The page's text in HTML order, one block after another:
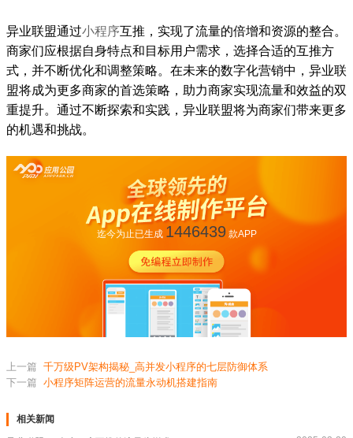
异业联盟通过小程序互推，实现了流量的倍增和资源的整合。
商家们应根据自身特点和目标用户需求，选择合适的互推方
式，并不断优化和调整策略。在未来的数字化营销中，异业联
盟将成为更多商家的首选策略，助力商家实现流量和效益的双
重提升。通过不断探索和实践，异业联盟将为商家们带来更多
的机遇和挑战。
迄今为止已生成 1446439款APP
上一篇 千万级PV架构揭秘_高并发小程序的七层防御体系
下一篇 小程序矩阵运营的流量永动机搭建指南
相关新闻